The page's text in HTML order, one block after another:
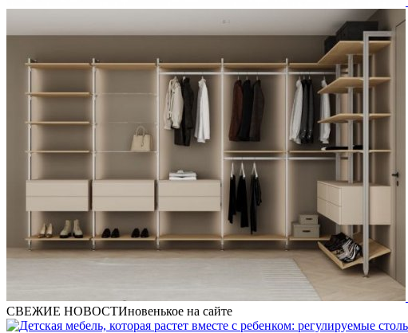
СВЕЖИЕ НОВОСТИновенькое на сайте